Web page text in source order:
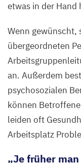
etwas in der Hand
Wenn gewünscht,
übergeordneten
an. Außerdem
psychosozialen
können
leiden oft
Arbeitsplatz
„Je früher